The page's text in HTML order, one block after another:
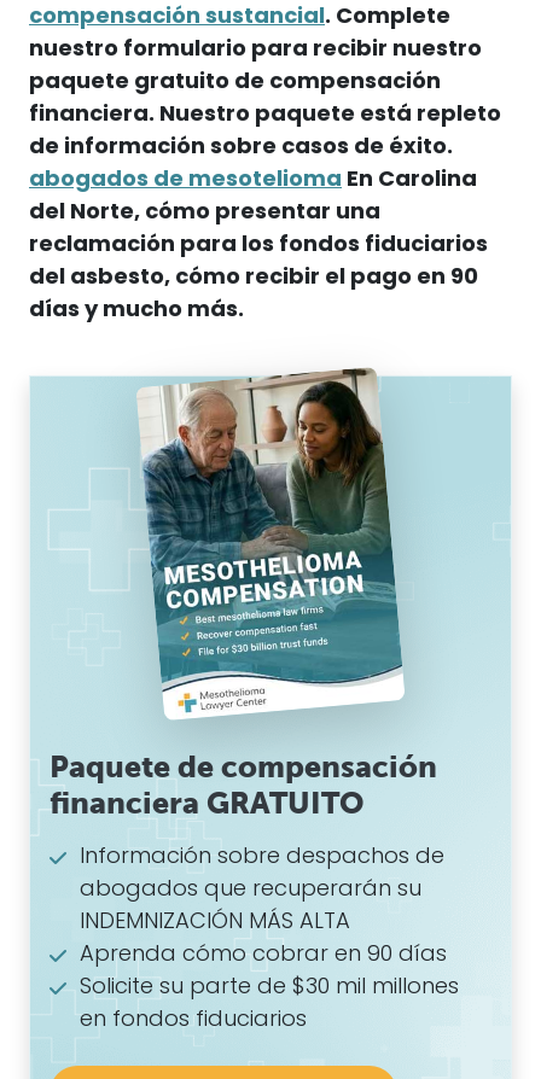
compensación sustancial. Complete
nuestro formulario para recibir nuestro
paquete gratuito de compensación
financiera. Nuestro paquete está repleto
de información sobre casos de éxito.
abogados de mesotelioma En Carolina
del Norte, cómo presentar una
reclamación para los fondos fiduciarios
del asbesto, cómo recibir el pago en 90
días y mucho más.
Paquete de compensación
financiera GRATUITO
Información sobre despachos de
abogados que recuperarán su
INDEMNIZACIÓN MÁS ALTA
Aprenda cómo cobrar en 90 días
Solicite su parte de $30 mil millones
en fondos fiduciarios